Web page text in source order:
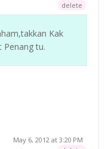
delete
Kak
Penang tu.
May 6, 2012 at 3:20 PM